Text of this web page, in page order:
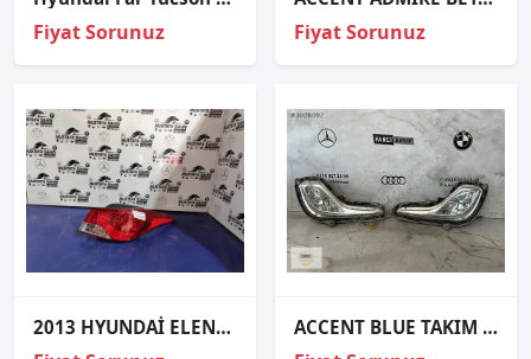
Fiyat Sorunuz Fiyat Sorunuz
2013 HYUNDAİ ELENTRA SAĞ ARKA STOP ACCENT BLUE TAKIM SİS FARI ORJİNAL